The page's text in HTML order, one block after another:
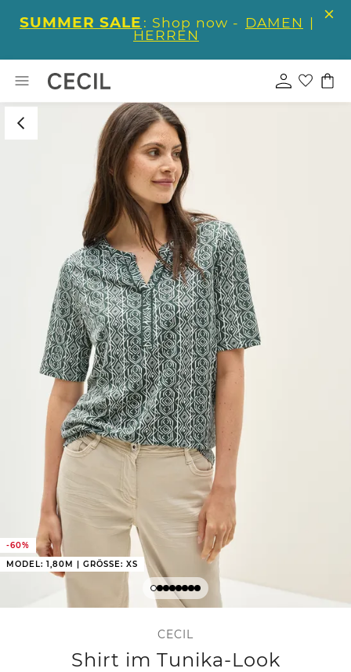
SUMMER SALE : Shop now - DAMEN |
HERREN
-60%
MODEL: 1,80M | GRÖSSE: XS
CECIL
Shirt im Tunika-Look